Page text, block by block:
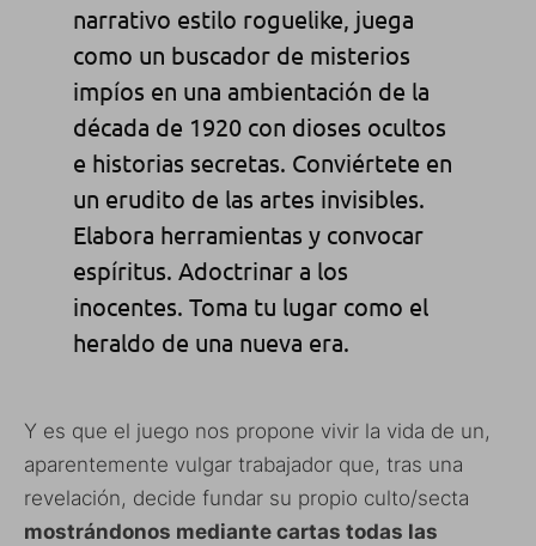
narrativo estilo roguelike, juega
como un buscador de misterios
impíos en una ambientación de la
década de 1920 con dioses ocultos
e historias secretas. Conviértete en
un erudito de las artes invisibles.
Elabora herramientas y convocar
espíritus. Adoctrinar a los
inocentes. Toma tu lugar como el
heraldo de una nueva era.
Y es que el juego nos propone vivir la vida de un,
aparentemente vulgar trabajador que, tras una
revelación, decide fundar su propio culto/secta
mostrándonos mediante cartas todas las